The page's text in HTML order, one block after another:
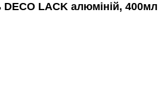
LACK алюміній, 400мл